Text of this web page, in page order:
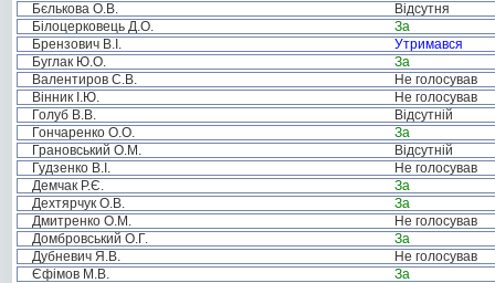
Бєлькова О.В.
Відсутня
Білоцерковець Д.О.
За
Брензович В.І.
Утримався
Буглак Ю.О.
За
Валентиров С.В.
Не голосував
Вінник І.Ю.
Не голосував
Голуб В.В.
Відсутній
Гончаренко О.О.
За
Грановський О.М.
Відсутній
Гудзенко В.І.
Не голосував
Демчак Р.Є.
За
Дехтярчук О.В.
За
Дмитренко О.М.
Не голосував
Домбровський О.Г.
За
Дубневич Я.В.
Не голосував
Єфімов М.В.
За